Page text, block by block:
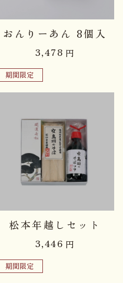
品切れ中
おんりーあん 8個入
3,478 円
期間限定
品切れ中
松本年越しセット
3,446 円
期間限定